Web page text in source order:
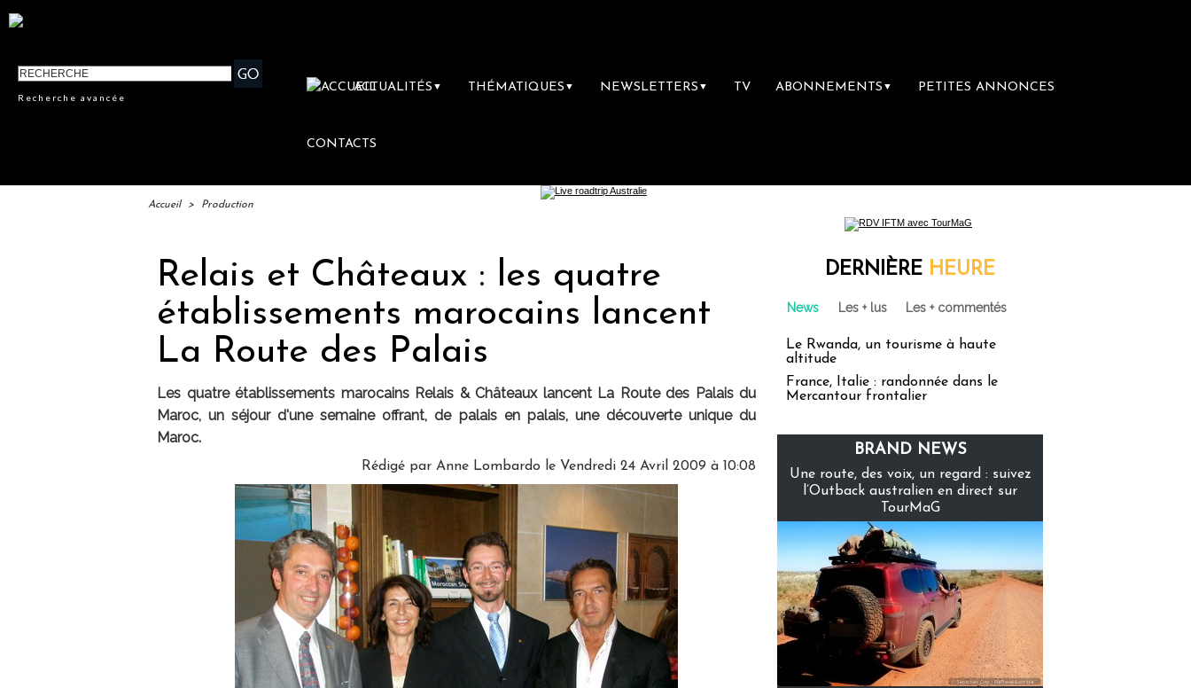
Recherche avancée
ACTUALITÉS ▼ THÉMATIQUES ▼ NEWSLETTERS ▼ TV ABONNEMENTS ▼ PETITES ANNONCES
CONTACTS
Accueil > Production
Relais et Châteaux : les quatre
établissements marocains lancent
La Route des Palais
Les quatre établissements marocains Relais & Châteaux lancent La Route des Palais du
Maroc, un séjour d'une semaine offrant, de palais en palais, une découverte unique du
Maroc.
Rédigé par Anne Lombardo le Vendredi 24 Avril 2009 à 10:08
DERNIÈRE HEURE
News Les + lus Les + commentés
Le Rwanda, un tourisme à haute
altitude
France, Italie : randonnée dans le
Mercantour frontalier
BRAND NEWS
Une route, des voix, un regard : suivez
l’Outback australien en direct sur
TourMaG